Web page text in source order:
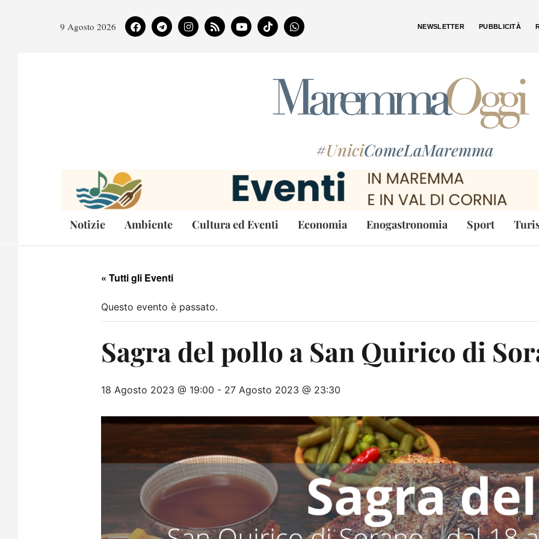
9 Agosto 2026 NEWSLETTER PUBBLICITÀ
#UniciComeLaMaremma
Notizie Ambiente Cultura ed Eventi Economia Enogastronomia Sport
« Tutti gli Eventi
Questo evento è passato.
Sagra del pollo a San Quirico di
18 Agosto 2023 @ 19:00 - 27 Agosto 2023 @ 23:30